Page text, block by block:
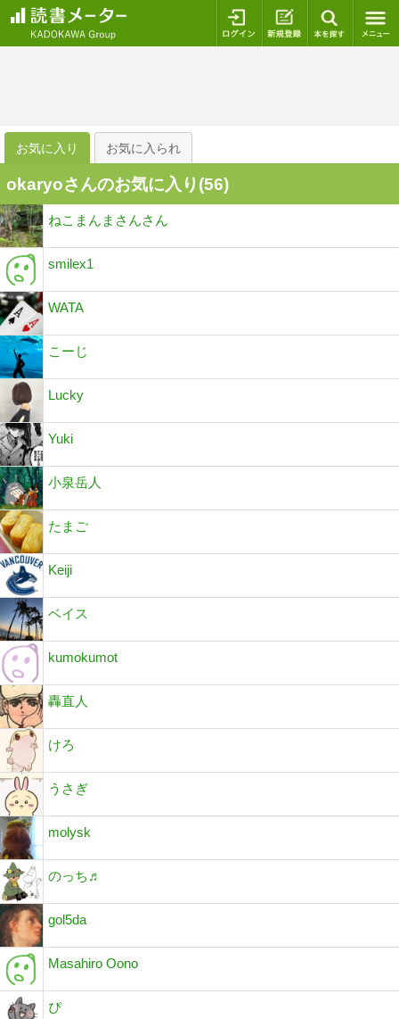
ログイン 新規登録
お気に入り お気に入られ
okaryoさんのお気に入り(56)
ねこまんまさんさん
smilex1
WATA
こーじ
Lucky
Yuki
小泉岳人
たまご
Keiji
ベイス
kumokumot
轟直人
けろ
うさぎ
molysk
のっち♬
gol5da
Masahiro Oono
ぴ